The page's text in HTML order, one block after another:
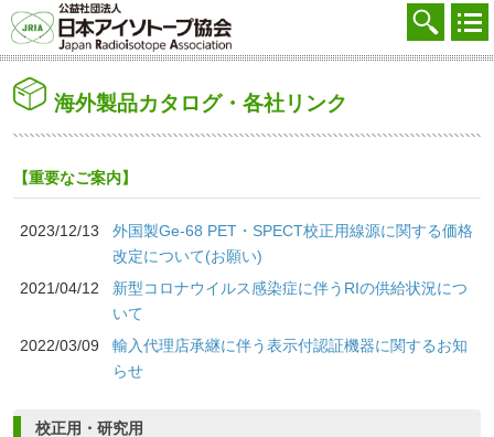
協会を知る
廃棄する
会員マイページ
FAQ
交通アクセス
海外製品カタログ・各社リンク
【重要なご案内】
2023/12/13
外国製Ge-68 PET・SPECT校正用線源に関する価格
改定について(お願い)
2021/04/12
新型コロナウイルス感染症に伴うRIの供給状況につ
いて
2022/03/09
輸入代理店承継に伴う表示付認証機器に関するお知
らせ
校正用・研究用